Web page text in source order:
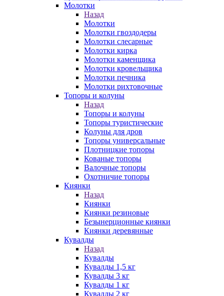
Молотки
Назад
Молотки
Молотки гвоздодеры
Молотки слесарные
Молотки кирка
Молотки каменщика
Молотки кровельщика
Молотки печника
Молотки рихтовочные
Топоры и колуны
Назад
Топоры и колуны
Топоры туристические
Колуны для дров
Топоры универсальные
Плотницкие топоры
Кованые топоры
Валочные топоры
Охотничие топоры
Киянки
Назад
Киянки
Киянки резиновые
Безынерционные киянки
Киянки деревянные
Кувалды
Назад
Кувалды
Кувалды 1,5 кг
Кувалды 3 кг
Кувалды 1 кг
Кувалды 2 кг